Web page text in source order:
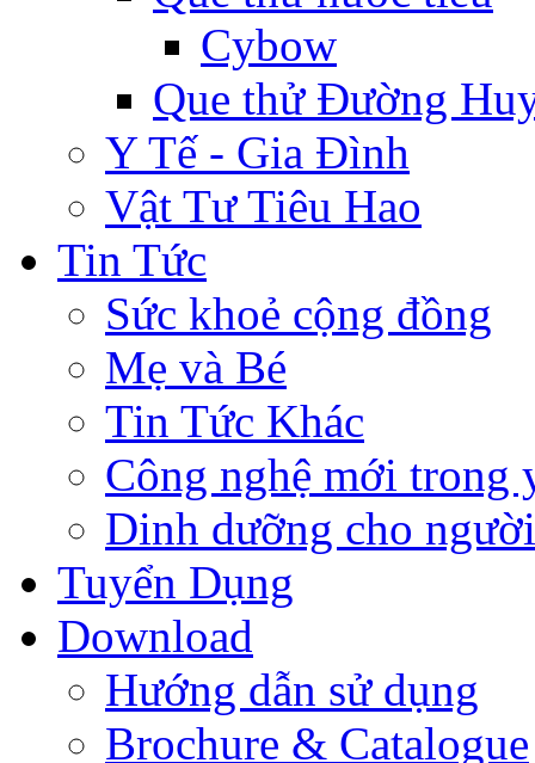
Cybow
Que thử Đường
Y Tế - Gia Đình
Vật Tư Tiêu Hao
Tin Tức
Sức khoẻ cộng đồng
Mẹ và Bé
Tin Tức Khác
Công nghệ mới trong
Dinh dưỡng cho
Tuyển Dụng
Download
Hướng dẫn sử dụng
Brochure & Catalogue